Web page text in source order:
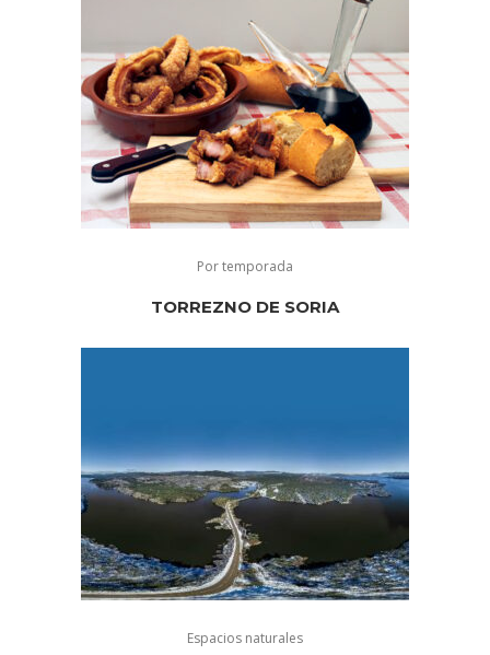
Por temporada
TORREZNO DE SORIA
Espacios naturales